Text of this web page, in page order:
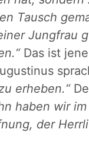
Tausch
Jungfrau
Das ist
erheben.“
haben wir
der